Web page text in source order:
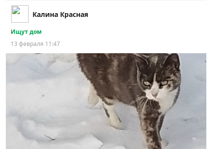
Калина Красная
Ищут дом
13 февраля 11:47